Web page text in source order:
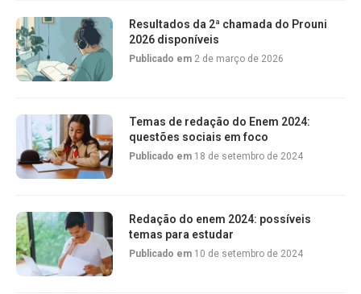
Resultados da 2ª chamada do Prouni
2026 disponíveis
Publicado em 2 de março de 2026
Temas de redação do Enem 2024:
questões sociais em foco
Publicado em 18 de setembro de 2024
Redação do enem 2024: possíveis
temas para estudar
Publicado em 10 de setembro de 2024